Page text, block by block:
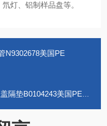
灯、铝制样品盘等。
N9302678美国PE
垫B0104243美国PE耗材